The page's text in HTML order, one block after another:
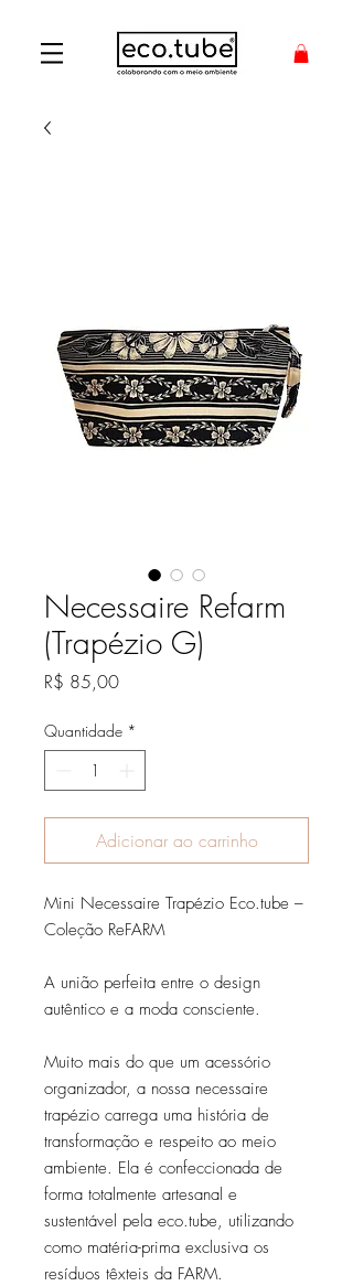
Necessaire Refarm
(Trapézio G)
R$ 85,00Preço
Quantidade *
Adicionar ao carrinho
Mini Necessaire Trapézio Eco.tube –
Coleção ReFARM
A união perfeita entre o design
autêntico e a moda consciente.
Muito mais do que um acessório
organizador, a nossa necessaire
trapézio carrega uma história de
transformação e respeito ao meio
ambiente. Ela é confeccionada de
forma totalmente artesanal e
sustentável pela eco.tube, utilizando
como matéria-prima exclusiva os
resíduos têxteis da FARM.